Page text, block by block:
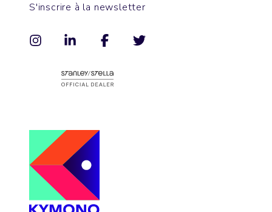
S'inscrire à la newsletter